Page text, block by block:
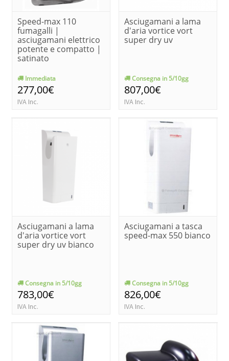
Speed-max 110
fumagalli |
asciugamani elettrico
potente e compatto |
satinato
Immediata
277,00€
IVA Inc.
Asciugamani a lama
d'aria vortice vort
super dry uv
Consegna in 5/10gg
807,00€
IVA Inc.
Asciugamani a lama
d'aria vortice vort
super dry uv bianco
Consegna in 5/10gg
783,00€
IVA Inc.
Asciugamani a tasca
speed-max 550 bianco
Consegna in 5/10gg
826,00€
IVA Inc.